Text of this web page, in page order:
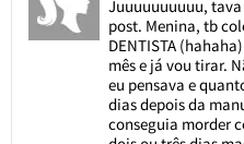
Juuuuuuuuuu,
post. Menina, tb
DENTISTA
mês e já vou tirar.
eu pensava e
dias depois da
conseguia morder